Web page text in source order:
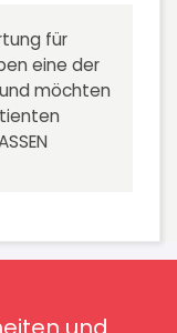
für
eine der
möchten